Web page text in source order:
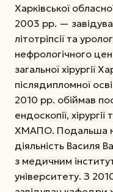
Харківської
2003 рр. —
літотріпсії та
нефрологічного
загальної хірургії
післядипломної
2010 рр. обіймав
ендоскопії,
ХМАПО. Подальша
діяльність Василя
з медичним
університету. З